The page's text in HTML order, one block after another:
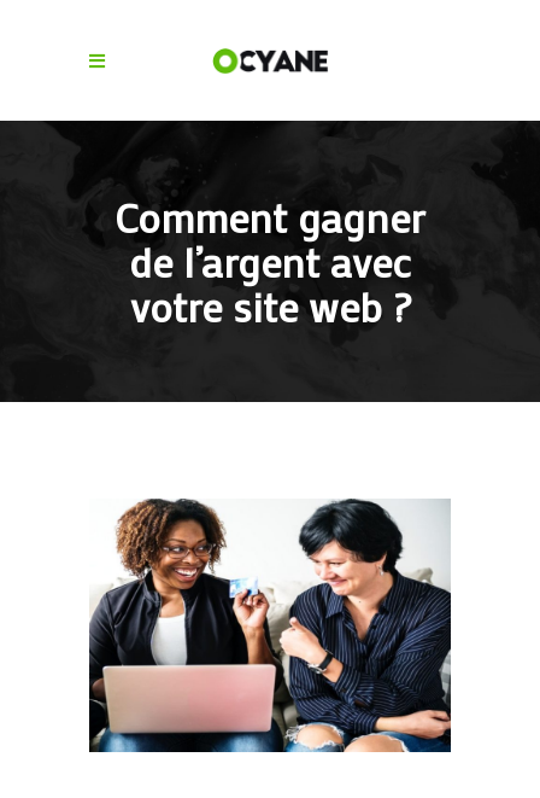
Comment gagner
de l’argent avec
votre site web ?